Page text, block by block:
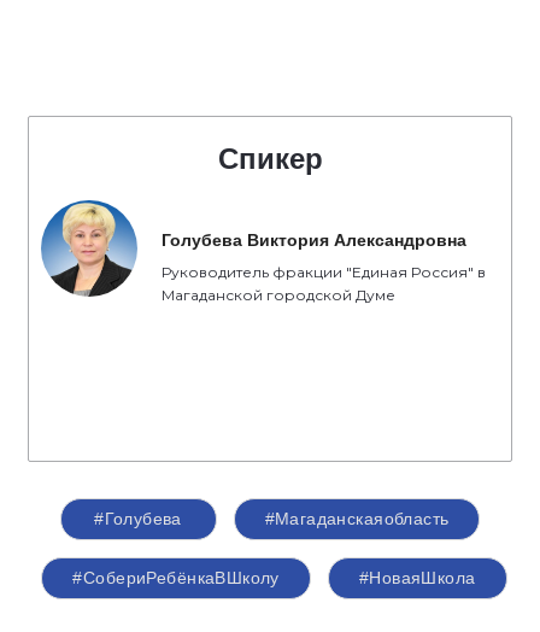
Спикер
Голубева Виктория Александровна
Руководитель фракции "Единая Россия" в
Магаданской городской Думе
#Голубева #Магаданскаяобласть
#СобериРебёнкаВШколу #НоваяШкола